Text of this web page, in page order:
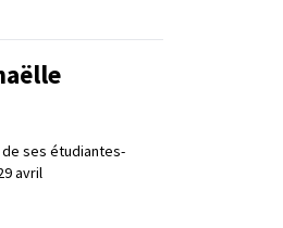
ses étudiantes-
avril